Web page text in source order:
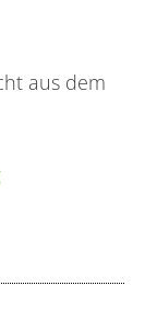
aus dem